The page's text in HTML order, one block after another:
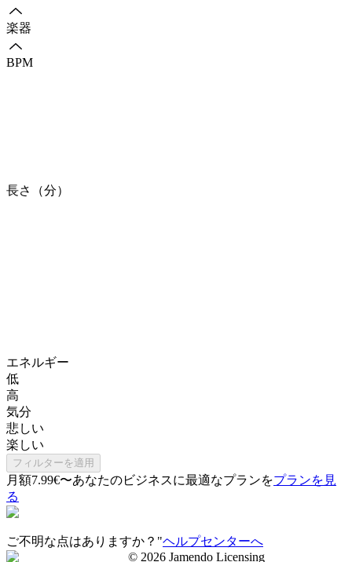
楽器
BPM
長さ（分）
エネルギー
低
高
気分
悲しい
楽しい
フィルターを適用
月額7.99€〜あなたのビジネスに最適なプランをプランを見
る
ご不明な点はありますか？"ヘルプセンターへ
© 2026 Jamendo Licensing